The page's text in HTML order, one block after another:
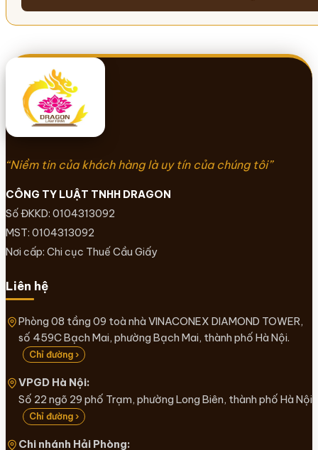
“Niềm tin của khách hàng là uy tín của chúng tôi”
CÔNG TY LUẬT TNHH DRAGON
Số ĐKKD: 0104313092
MST: 0104313092
Nơi cấp: Chi cục Thuế Cầu Giấy
Liên hệ
Phòng 08 tầng 09 toà nhà VINACONEX DIAMOND TOWER,
số 459C Bạch Mai, phường Bạch Mai, thành phố Hà Nội.
Chỉ đường ›
VPGD Hà Nội:
Số 22 ngõ 29 phố Trạm, phường Long Biên, thành phố Hà Nội
Chỉ đường ›
Chi nhánh Hải Phòng: